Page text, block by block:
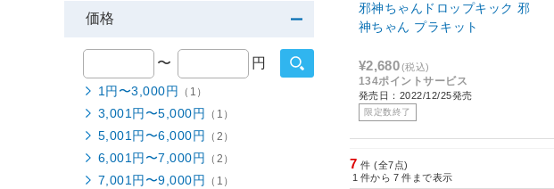
邪神ちゃんドロップキック 邪
神ちゃん プラキット
¥2,680(税込)
134ポイントサービス
発売日：2022/12/25発売
限定数終了
7 件 (全7点)
1 件から 7 件まで表示
価格
〜 円
1円〜3,000円 （1）
3,001円〜5,000円 （1）
5,001円〜6,000円 （2）
6,001円〜7,000円 （2）
7,001円〜9,000円 （1）